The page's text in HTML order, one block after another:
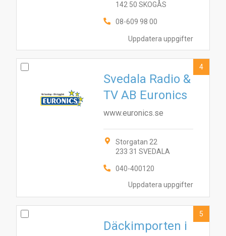
Uppdatera uppgifter
142 50 SKOGÅS
08-609 98 00
Uppdatera uppgifter
Svedala Radio &
TV AB Euronics
www.euronics.se
Storgatan 22
233 31 SVEDALA
040-400120
4
Däckimporten i
5